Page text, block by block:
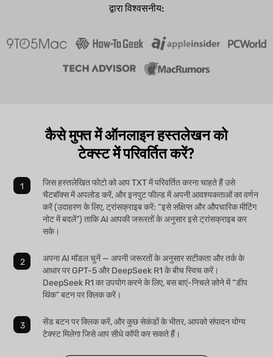
द्वारा विश्वसनीय:
कैसे मुफ्त में ऑनलाइन हस्तलेखन को
टेक्स्ट में परिवर्तित करें?
जिस हस्तलेखित फोटो को आप TXT में परिवर्तित करना चाहते हैं उसे
चैटबॉक्स में अपलोड करें, और इनपुट फील्ड में अपनी आवश्यकताओं का वर्णन
करें (उदाहरण के लिए, ट्रांसक्राइब करें: “इसे संक्षिप्त और औपचारिक मीटिंग
नोट में बदलें”) ताकि AI आपकी जरूरतों के अनुसार इसे ट्रांसक्राइब कर
सके।
अपना AI मॉडल चुनें — अपनी जरूरतों के अनुसार सटीकता और तर्क के
आधार पर GPT-5 और DeepSeek R1 के बीच स्विच करें।
DeepSeek R1 का उपयोग करने के लिए, बस बाएं-निचले कोने में “डीप
थिंक” बटन पर क्लिक करें।
सेंड बटन पर क्लिक करें, और कुछ सेकंडों के भीतर, आपको संपादन योग्य
टेक्स्ट मिलेगा जिसे आप सीधे कॉपी कर सकते हैं।